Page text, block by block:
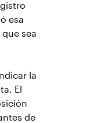
esa
sea
la
El
de